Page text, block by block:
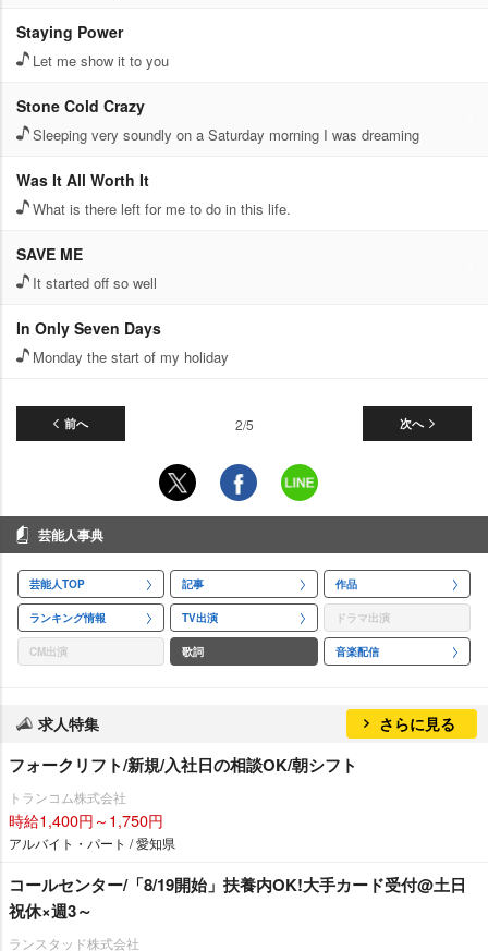
Staying Power
Let me show it to you
Stone Cold Crazy
Sleeping very soundly on a Saturday morning I was dreaming
Was It All Worth It
What is there left for me to do in this life.
SAVE ME
It started off so well
In Only Seven Days
Monday the start of my holiday
前へ 次へ
2/5
芸能人事典
芸能人TOP 記事 作品
ランキング情報 TV出演 ドラマ出演
CM出演 歌詞 音楽配信
求人特集 さらに見る
フォークリフト/新規/入社日の相談OK/朝シフト
トランコム株式会社
時給1,400円～1,750円
アルバイト・パート / 愛知県
コールセンター/「8/19開始」扶養内OK!大手カード受付@土日
祝休×週3～
ランスタッド株式会社